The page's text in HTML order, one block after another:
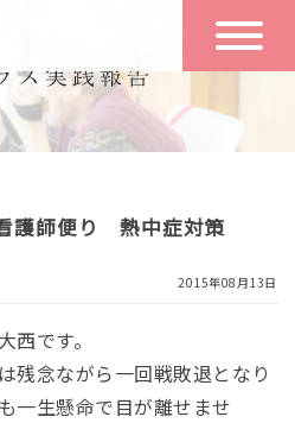
一日の流れ
空き状況
リクルート
護師便り 熱中症対策
2015年08月13日
西です。
残念ながら一回戦敗退となり
一生懸命で目が離せませ